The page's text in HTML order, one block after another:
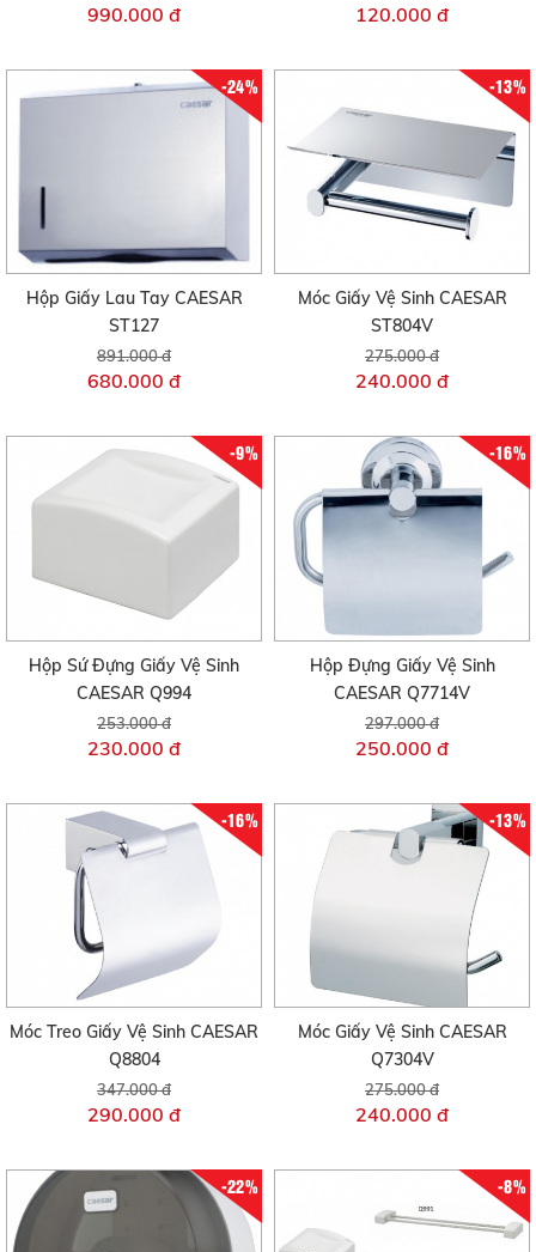
990.000 đ 120.000 đ
-24%
Hộp Giấy Lau Tay CAESAR
ST127
891.000 đ
680.000 đ
-13%
Móc Giấy Vệ Sinh CAESAR
ST804V
275.000 đ
240.000 đ
-9%
Hộp Sứ Đựng Giấy Vệ Sinh
CAESAR Q994
253.000 đ
230.000 đ
-16%
Hộp Đựng Giấy Vệ Sinh
CAESAR Q7714V
297.000 đ
250.000 đ
-16%
Móc Treo Giấy Vệ Sinh CAESAR
Q8804
347.000 đ
290.000 đ
-13%
Móc Giấy Vệ Sinh CAESAR
Q7304V
275.000 đ
240.000 đ
-22% -8%